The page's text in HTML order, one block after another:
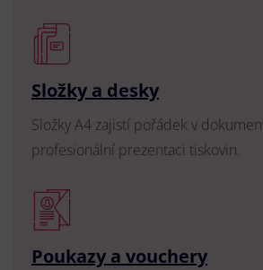
Složky a desky
Složky A4 zajistí pořádek v
profesionální prezentaci tiskovin.
Poukazy a vouchery